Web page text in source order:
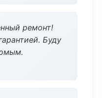
ремонт!
Буду